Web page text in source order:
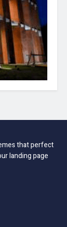
that perfect
landing page